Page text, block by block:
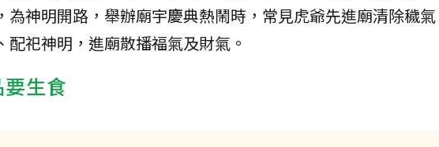
為神明開路，舉辦廟宇慶典熱鬧時，常見虎爺先進廟清除穢
祀神明，進廟散播福氣及財氣。
生食